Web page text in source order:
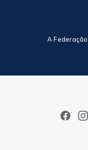
A Federação